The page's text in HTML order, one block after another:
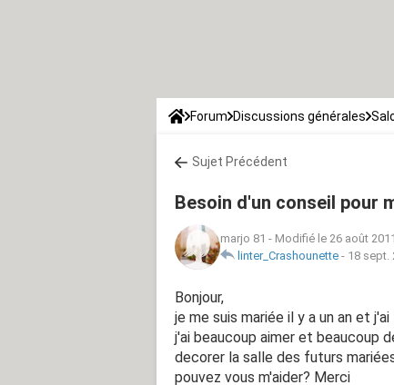
Forum Discussions générales
Sujet Précédent
Besoin d'un conseil pour
marjo 81 - Modifié le 26 août
linter_Crashounette - 18 sept.
Bonjour,
je me suis mariée il y a un an et
j'ai beaucoup aimer et beaucoup
decorer la salle des futurs
pouvez vous m'aider? Merci